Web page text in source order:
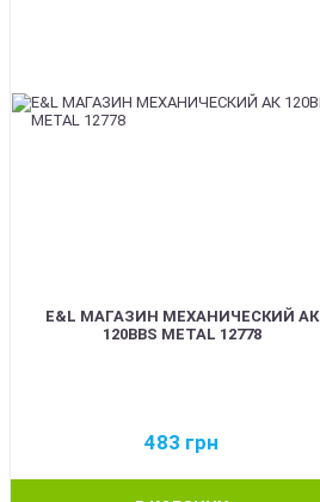
E&L МАГАЗИН МЕХАНИЧЕСКИЙ АК
120BBS METAL 12778
483 грн